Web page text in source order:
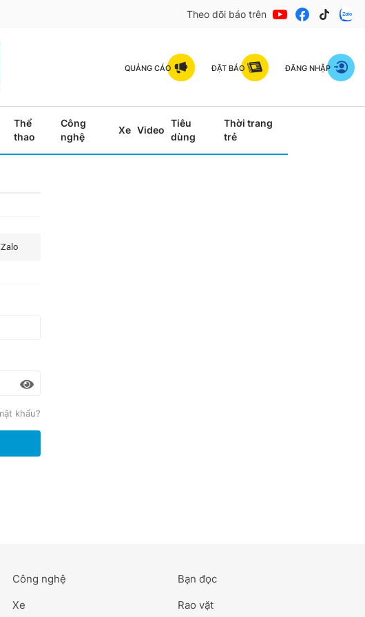
Theo dõi báo trên
QUẢNG CÁO ĐẶT BÁO ĐĂNG NHẬP
Thể
thao
Công
nghệ
Xe Video
Tiêu
dùng
Thời trang
trẻ
Zalo
khẩu?
Công nghệ
Xe
Bạn đọc
Rao vặt